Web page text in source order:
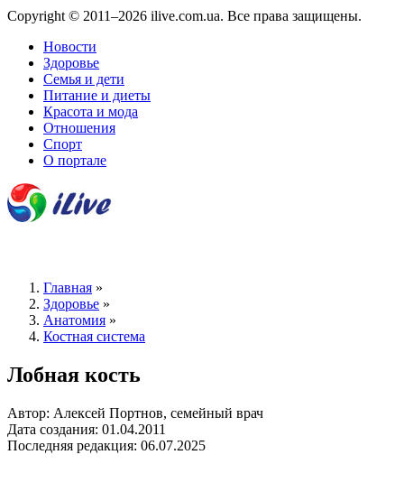
Copyright © 2011–2026 ilive.com.ua. Все права защищены.
Новости
Здоровье
Семья и дети
Питание и диеты
Красота и мода
Отношения
Спорт
О портале
Главная »
Здоровье »
Анатомия »
Костная система
Лобная кость
Автор: Алексей Портнов, семейный врач
Дата создания: 01.04.2011
Последняя редакция: 06.07.2025